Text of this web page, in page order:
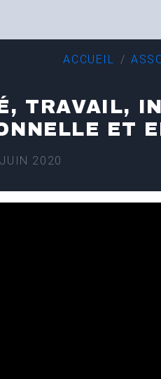
ACCUEIL
TRAVAIL,
ET
2020